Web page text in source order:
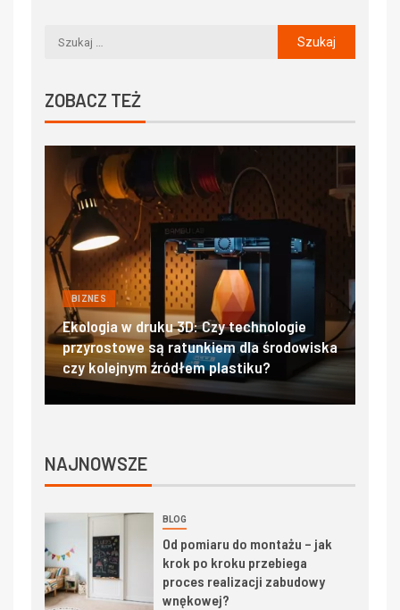
ZOBACZ TEŻ
BIZNES
Ekologia w druku 3D: Czy technologie
przyrostowe są ratunkiem dla środowiska
czy kolejnym źródłem plastiku?
NAJNOWSZE
BLOG
Od pomiaru do montażu – jak
krok po kroku przebiega
proces realizacji zabudowy
wnękowej?